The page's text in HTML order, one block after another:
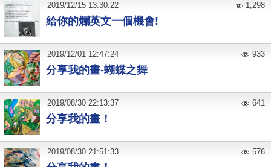
給你的爛英文一個機會!
2019/12/15 13:30:22 1,298
分享我的畫-蝴蝶之舞
2019/12/01 12:47:24 933
分享我的畫！
2019/08/30 22:13:37 641
2019/08/30 21:51:33 576